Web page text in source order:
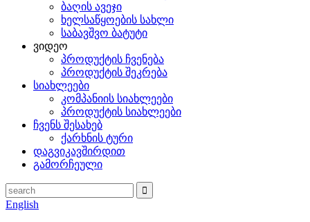
ბაღის ავეჯი
ხელსაწყოების სახლი
საბავშვო ბატუტი
ვიდეო
პროდუქტის ჩვენება
პროდუქტის შეკრება
სიახლეები
კომპანიის სიახლეები
პროდუქტის სიახლეები
ჩვენს შესახებ
ქარხნის ტური
დაგვიკავშირდით
გამორჩეული
English